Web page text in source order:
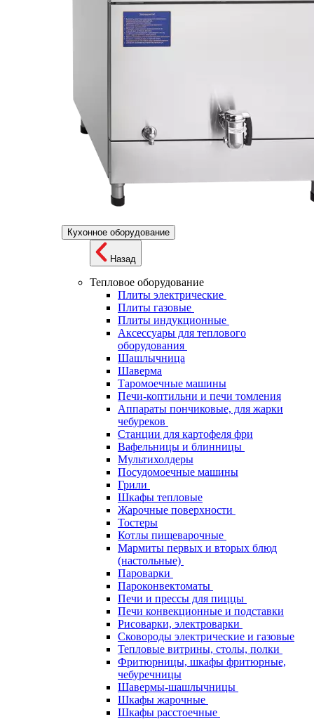
Кухонное оборудование
Назад
Тепловое оборудование
Плиты электрические
Плиты газовые
Плиты индукционные
Аксессуары для теплового
оборудования
Шашлычница
Шаверма
Таромоечные машины
Печи-коптильни и печи томления
Аппараты пончиковые, для жарки
чебуреков
Станции для картофеля фри
Вафельницы и блинницы
Мультихолдеры
Посудомоечные машины
Грили
Шкафы тепловые
Жарочные поверхности
Тостеры
Котлы пищеварочные
Мармиты первых и вторых блюд
(настольные)
Пароварки
Пароконвектоматы
Печи и прессы для пиццы
Печи конвекционные и подставки
Рисоварки, электроварки
Сковороды электрические и газовые
Тепловые витрины, столы, полки
Фритюрницы, шкафы фритюрные,
чебуречницы
Шавермы-шашлычницы
Шкафы жарочные
Шкафы расстоечные